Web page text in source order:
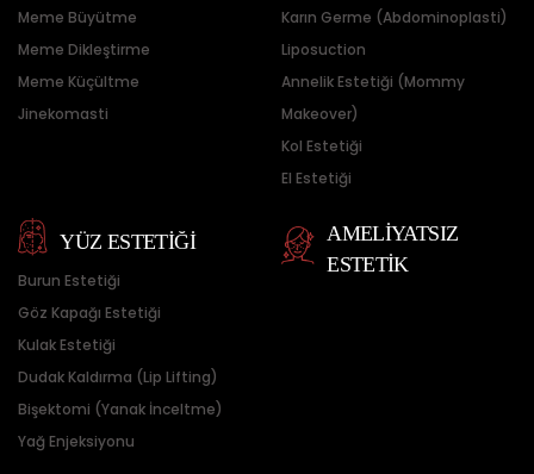
Meme Büyütme
Meme Dikleştirme
Meme Küçültme
Jinekomasti
Karın Germe (Abdominoplasti)
Liposuction
Annelik Estetiği (Mommy
Makeover)
Kol Estetiği
El Estetiği
YÜZ ESTETİĞİ
Burun Estetiği
Göz Kapağı Estetiği
Kulak Estetiği
Dudak Kaldırma (Lip Lifting)
Bişektomi (Yanak İnceltme)
Yağ Enjeksiyonu
AMELİYATSIZ
ESTETİK